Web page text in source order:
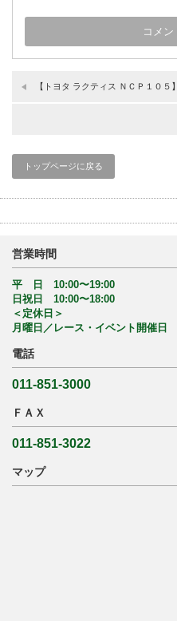
【トヨタ ラクティス ＮＣＰ１０５
トップページに戻る
営業時間
平 日 10:00〜19:00
日祝日 10:00〜18:00
＜定休日＞
月曜日／レース・イベント開催日
電話
011-851-3000
ＦＡＸ
011-851-3022
マップ